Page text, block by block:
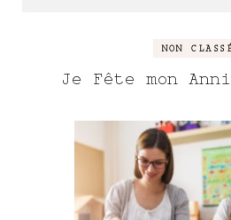
NON
Je Fête mon